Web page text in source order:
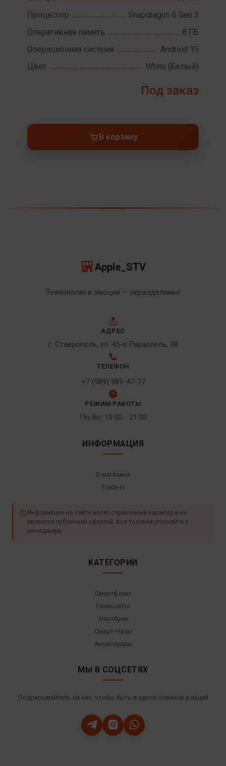
Процессор
Snapdragon 6 Gen 3
Оперативная память
8 ГБ
Операционная система
Android 15
Цвет
White (Белый)
Под заказ
В корзину
Apple_STV
Технологии и эмоции — неразделимы!
АДРЕС
г. Ставрополь, ул. 45-я Параллель, 38
ТЕЛЕФОН
+7 (989) 989-47-77
РЕЖИМ РАБОТЫ
Пн-Вс: 10:00 - 21:00
ИНФОРМАЦИЯ
О магазине
Trade-In
Информация на сайте носит справочный характер и не
является публичной офертой. Все условия уточняйте у
менеджера.
КАТЕГОРИИ
Смартфоны
Планшеты
Ноутбуки
Смарт-Часы
Аксессуары
МЫ В СОЦСЕТЯХ
Подписывайтесь на нас, чтобы быть в курсе новинок и акций